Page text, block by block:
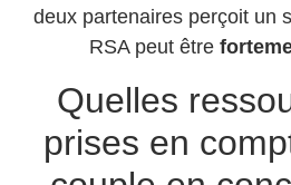
deux partenaires perçoit un
RSA peut être
Quelles
prises en